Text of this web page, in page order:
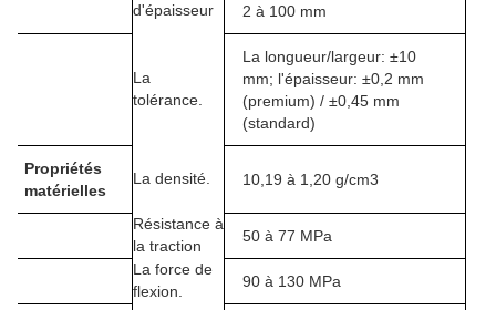
d'épaisseur
2 à 100 mm
La
tolérance.
La longueur/largeur: ±10
mm; l'épaisseur: ±0,2 mm
(premium) / ±0,45 mm
(standard)
Propriétés
matérielles
La densité. 10,19 à 1,20 g/cm3
Résistance à
la traction
50 à 77 MPa
La force de
flexion.
90 à 130 MPa